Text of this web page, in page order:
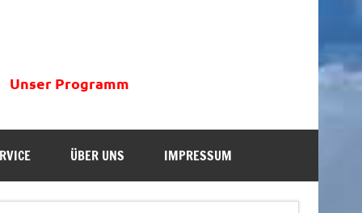
Unser Programm
ÜBER UNS IMPRESSUM